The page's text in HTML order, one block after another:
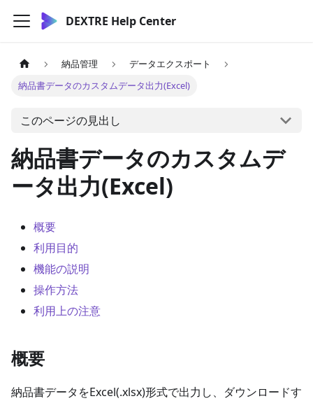
DEXTRE Help Center
納品管理
データエクスポート
納品書データのカスタムデータ出力(Excel)
このページの見出し
納品書データのカスタムデ
ータ出力(Excel)
概要
利用目的
機能の説明
操作方法
利用上の注意
概要
納品書データをExcel(.xlsx)形式で出力し、ダウンロードす